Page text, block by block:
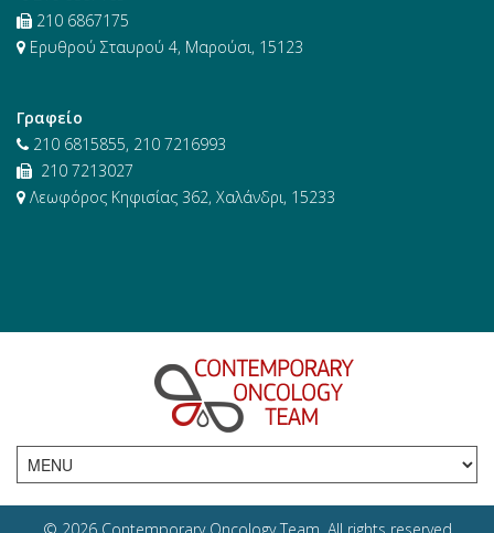
210 6867175
Ερυθρού Σταυρού 4, Μαρούσι, 15123
Γραφείο
210 6815855, 210 7216993
210 7213027
Λεωφόρος Κηφισίας 362, Χαλάνδρι, 15233